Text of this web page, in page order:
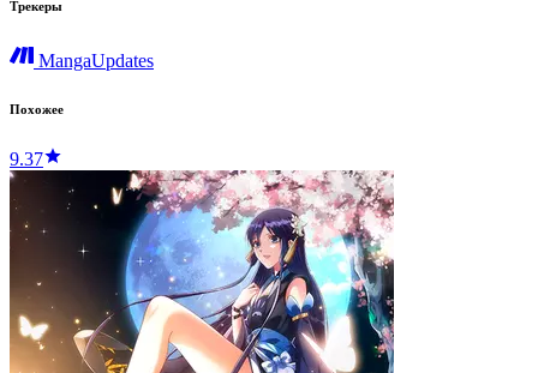
Трекеры
MangaUpdates
Похожее
9.37